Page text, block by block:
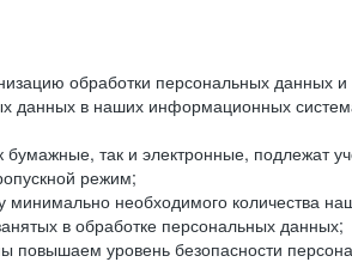
обработки персональных данных
данных в наших информационных
так и электронные, подлежат
режим;
необходимого количества
в обработке персональных данных;
уровень безопасности